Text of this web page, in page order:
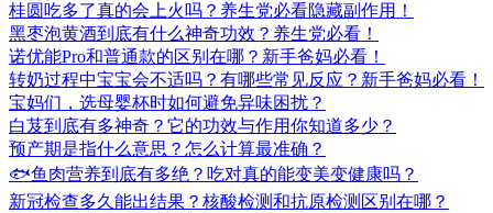
桂圆吃多了真的会上火吗？养生党必看隐藏副作用！
黑枣泡黄酒到底有什么神奇功效？养生党必看！
诺优能Pro和普通款的区别在哪？新手爸妈必看！
转奶过程中宝宝会不适吗？有哪些常见反应？新手爸妈必看！
宝妈们，选母婴杯时如何避免异味困扰？
白芨到底有多神奇？它的功效与作用你知道多少？
预产期是指什么意思？怎么计算最准确？
🐟鱼肉营养到底有多绝？吃对真的能变美变健康吗？
新冠检查多久能出结果？核酸检测和抗原检测区别在哪？